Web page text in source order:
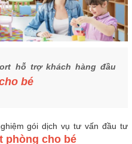
hỗ trợ khách hàng đầu
bé
gói dịch vụ tư vấn đầu tư
phòng cho bé